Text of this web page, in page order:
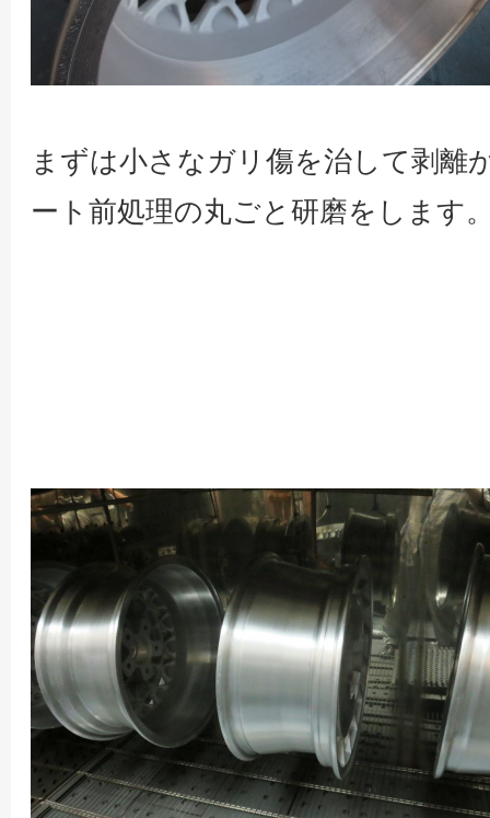
まずは小さなガリ傷を治して剥離
ート前処理の丸ごと研磨をします